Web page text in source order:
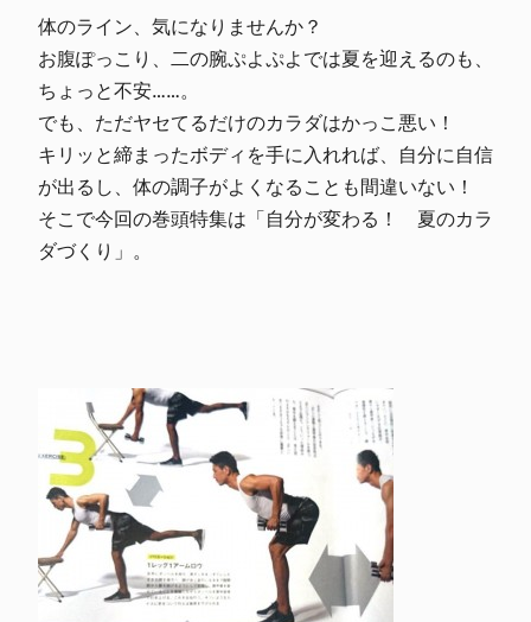
体のライン、気になりませんか？
お腹ぽっこり、二の腕ぷよぷよでは夏を迎えるのも、
ちょっと不安……。
でも、ただヤセてるだけのカラダはかっこ悪い！
キリッと締まったボディを手に入れれば、自分に自信
が出るし、体の調子がよくなることも間違いない！
そこで今回の巻頭特集は「自分が変わる！ 夏のカラ
ダづくり」。